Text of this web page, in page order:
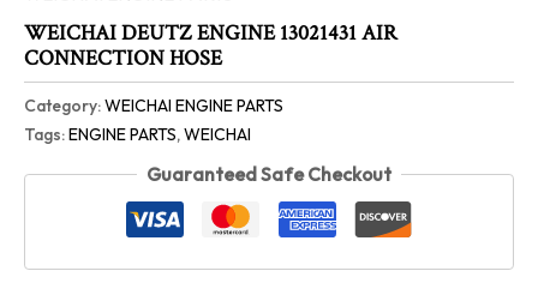
WEICHAI DEUTZ ENGINE 13021431 AIR
CONNECTION HOSE
Category:WEICHAI ENGINE PARTS
Tags:ENGINE PARTS,WEICHAI
Guaranteed Safe Checkout